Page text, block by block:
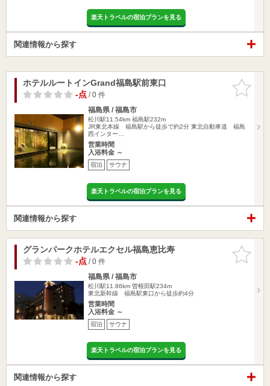
楽天トラベルの宿泊プランを見る
関連情報から探す
お気に入
りに追加
ホテルルートインGrand福島駅前東口
-点/ 0 件
福島県 / 福島市
松川駅11.54km 福島駅232m
JR東北本線 福島駅から徒歩で約2分 東北自動車道 福島
西インター…
営業時間
入浴料金 ～
宿泊 サウナ
楽天トラベルの宿泊プランを見る
関連情報から探す
お気に入
りに追加
グランパークホテルエクセル福島恵比寿
-点/ 0 件
福島県 / 福島市
松川駅11.86km 曽根田駅234m
東北新幹線 福島駅東口から徒歩約4分
営業時間
入浴料金 ～
宿泊 サウナ
楽天トラベルの宿泊プランを見る
関連情報から探す